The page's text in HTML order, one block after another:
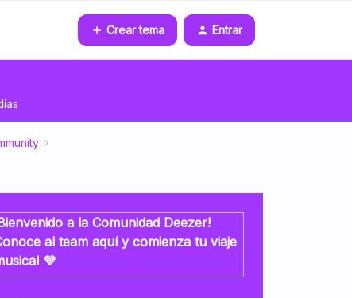
Crear tema Entrar
a la Comunidad Deezer!
al team aquí y comienza tu viaje
💜